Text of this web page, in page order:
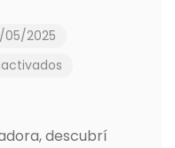
05/2025
descubrí